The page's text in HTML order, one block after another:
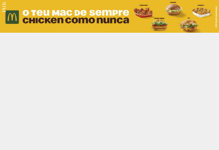
PUB.